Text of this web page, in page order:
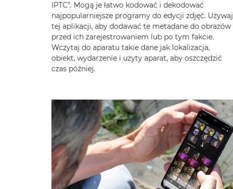
IPTC”. Mogą je łatwo kodować i dekodować
najpopularniejsze programy do edycji zdjęć. Używaj
tej aplikacji, aby dodawać te metadane do obrazów
przed ich zarejestrowaniem lub po tym fakcie.
Wczytaj do aparatu takie dane jak lokalizacja,
obiekt, wydarzenie i użyty aparat, aby oszczędzić
czas później.